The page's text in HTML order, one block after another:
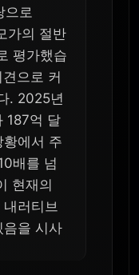
으로
가의 절반
평가했습
으로 커
. 2025년
187억 달
에서 주
배를 넘
현재의
러티브
음을 시사